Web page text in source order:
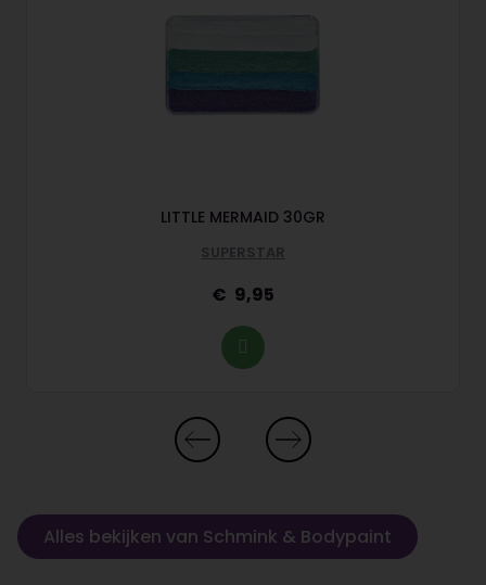
LITTLE MERMAID 30GR
SUPERSTAR
9,95
Alles bekijken van Schmink & Bodypaint